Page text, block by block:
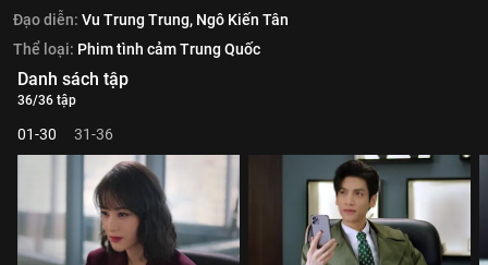
Đạo diễn: Vu Trung Trung, Ngô Kiến Tân
Thể loại: Phim tình cảm Trung Quốc
Danh sách tập
36/36 tập
01-30 31-36